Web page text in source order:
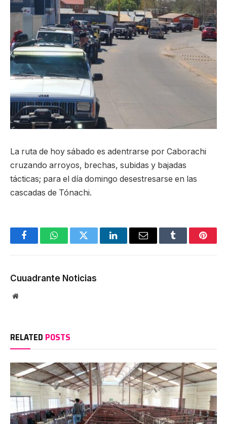
La ruta de hoy sábado es adentrarse por Caborachi
cruzando arroyos, brechas, subidas y bajadas
tácticas; para el día domingo desestresarse en las
cascadas de Tónachi.
FacebookWhatsAppTwitter LinkedInEmail Tumblr
Cuuadrante Noticias
Website
RELATED POSTS